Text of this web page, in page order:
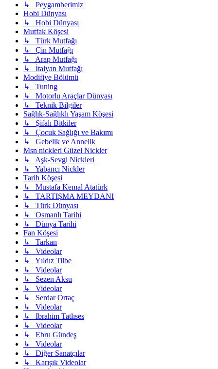
↳ Peygamberimiz
Hobi Dünyası
↳ Hobi Dünyası
Mutfak Köşesi
↳ Türk Mutfağı
↳ Çin Mutfağı
↳ Arap Mutfağı
↳ İtalyan Mutfağı
Modifiye Bölümü
↳ Tuning
↳ Motorlu Araçlar Dünyası
↳ Teknik Bilgiler
Sağlık-Sağlıklı Yaşam Köşesi
↳ Şifalı Bitkiler
↳ Çocuk Sağlığı ve Bakımı
↳ Gebelik ve Annelik
Msn nickleri Güzel Nickler
↳ Aşk-Sevgi Nickleri
↳ Yabancı Nickler
Tarih Köşesi
↳ Mustafa Kemal Atatürk
↳ TARTIŞMA MEYDANI
↳ Türk Dünyası
↳ Osmanlı Tarihi
↳ Dünya Tarihi
Fan Köşesi
↳ Tarkan
↳ Videolar
↳ Yıldız Tilbe
↳ Videolar
↳ Sezen Aksu
↳ Videolar
↳ Serdar Ortaç
↳ Videolar
↳ Ibrahim Tatlıses
↳ Videolar
↳ Ebru Gündeş
↳ Videolar
↳ Diğer Sanatçılar
↳ Karışık Videolar